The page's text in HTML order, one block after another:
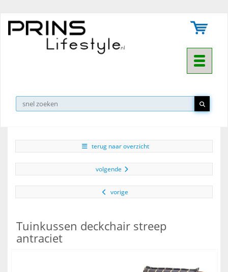
Toggle
▼
terug naar overzicht
volgende
vorige
Tuinkussen deckchair streep
antraciet